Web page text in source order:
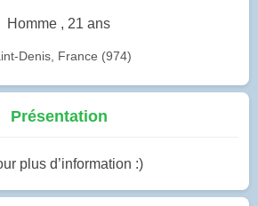
Homme , 21 ans
Denis, France (974)
Présentation
plus d’information :)